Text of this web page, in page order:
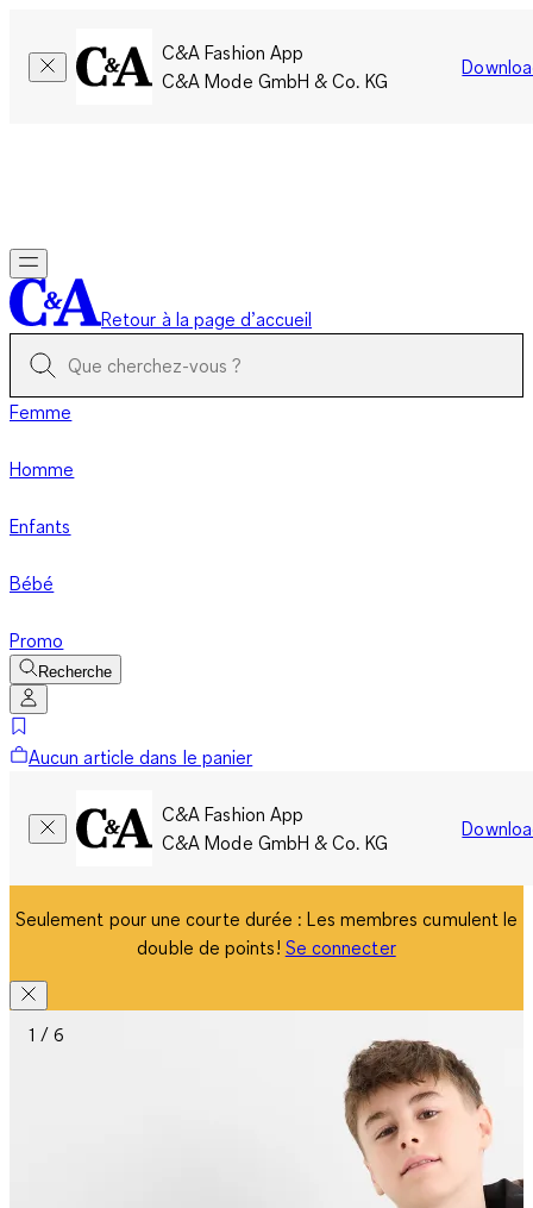
C&A Fashion App
C&A Mode GmbH & Co. KG
Retour à la page d’accueil
Femme
Homme
Enfants
Bébé
Promo
Recherche
Aucun article dans le panier
C&A Fashion App
C&A Mode GmbH & Co. KG
Seulement pour une courte durée : Les membres cumulent le
double de points! Se connecter
1 / 6